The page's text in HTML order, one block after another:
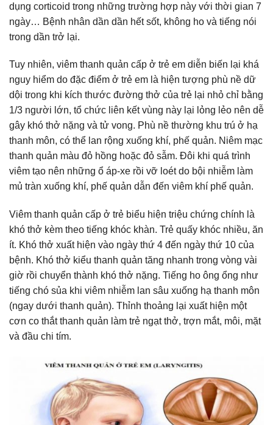
dụng corticoid trong những trường hợp này với thời gian 7
ngày… Bệnh nhân dần dần hết sốt, không ho và tiếng nói
trong dần trở lại.
Tuy nhiên, viêm thanh quản cấp ở trẻ em diễn biến lại khá
nguy hiểm do đặc điểm ở trẻ em là hiện tượng phù nề dữ
dội trong khi kích thước đường thở của trẻ lại nhỏ chỉ bằng
1/3 người lớn, tổ chức liên kết vùng này lại lỏng lẻo nên dễ
gây khó thở nặng và tử vong. Phù nề thường khu trú ở hạ
thanh môn, có thể lan rộng xuống khí, phế quản. Niêm mạc
thanh quản màu đỏ hồng hoặc đỏ sẫm. Đôi khi quá trình
viêm tạo nên những ổ áp-xe rồi vỡ loét do bội nhiễm làm
mủ tràn xuống khí, phế quản dẫn đến viêm khí phế quản.
Viêm thanh quản cấp ở trẻ biểu hiện triệu chứng chính là
khó thở kèm theo tiếng khóc khàn. Trẻ quấy khóc nhiều, ăn
ít. Khó thở xuất hiện vào ngày thứ 4 đến ngày thứ 10 của
bệnh. Khó thở kiểu thanh quản tăng nhanh trong vòng vài
giờ rồi chuyển thành khó thở nặng. Tiếng ho ông ổng như
tiếng chó sủa khi viêm nhiễm lan sâu xuống hạ thanh môn
(ngay dưới thanh quản). Thỉnh thoảng lại xuất hiện một
cơn co thắt thanh quản làm trẻ ngạt thở, trợn mắt, môi, mặt
và đầu chi tím.